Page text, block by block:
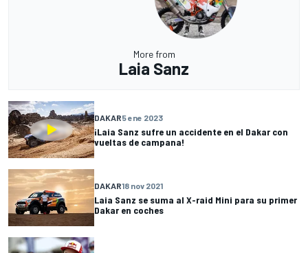
More from
Laia Sanz
DAKAR5 ene 2023
¡Laia Sanz sufre un accidente en el Dakar con
vueltas de campana!
DAKAR18 nov 2021
Laia Sanz se suma al X-raid Mini para su primer
Dakar en coches